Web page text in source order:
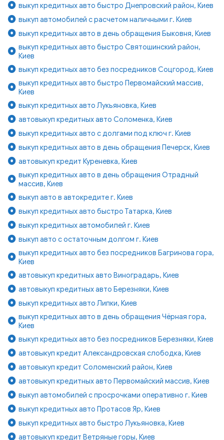
выкуп кредитных авто быстро Днепровский район, Киев
выкуп автомобилей с расчетом наличными г. Киев
выкуп кредитных авто в день обращения Быковня, Киев
выкуп кредитных авто быстро Святошинский район,
Киев
выкуп кредитных авто без посредников Соцгород, Киев
выкуп кредитных авто быстро Первомайский массив,
Киев
выкуп кредитных авто Лукьяновка, Киев
автовыкуп кредитных авто Соломенка, Киев
выкуп кредитных авто с долгами под ключ г. Киев
выкуп кредитных авто в день обращения Печерск, Киев
автовыкуп кредит Куреневка, Киев
выкуп кредитных авто в день обращения Отрадный
массив, Киев
выкуп авто в автокредите г. Киев
выкуп кредитных авто быстро Татарка, Киев
выкуп кредитных автомобилей г. Киев
выкуп авто с остаточным долгом г. Киев
выкуп кредитных авто без посредников Багринова гора,
Киев
автовыкуп кредитных авто Виноградарь, Киев
автовыкуп кредитных авто Березняки, Киев
выкуп кредитных авто Липки, Киев
выкуп кредитных авто в день обращения Чёрная гора,
Киев
выкуп кредитных авто без посредников Березняки, Киев
автовыкуп кредит Александровская слободка, Киев
автовыкуп кредит Соломенский район, Киев
автовыкуп кредитных авто Первомайский массив, Киев
выкуп автомобилей с просрочками оперативно г. Киев
выкуп кредитных авто Протасов Яр, Киев
выкуп кредитных авто быстро Лукьяновка, Киев
автовыкуп кредит Ветряные горы, Киев